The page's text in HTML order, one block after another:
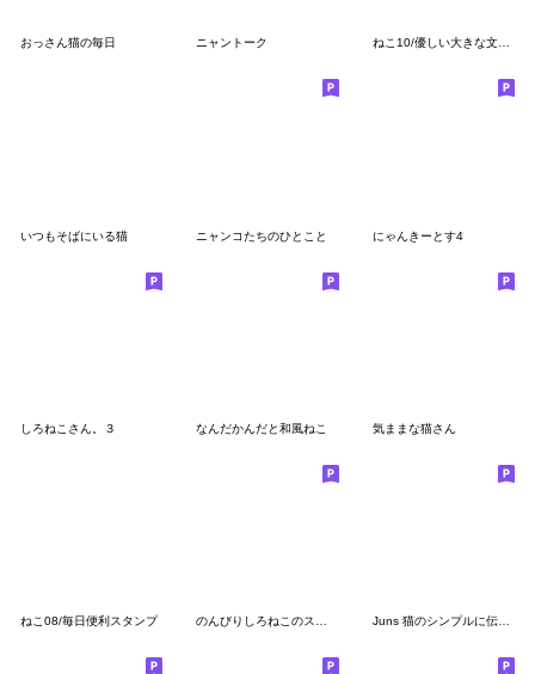
おっさん猫の毎日 ニャントーク ねこ10/優しい大きな文字【デカ文字】
いつもそばにいる猫 ニャンコたちのひとこと にゃんきーとす4
しろねこさん。３ なんだかんだと和風ねこ 気ままな猫さん
ねこ08/毎日便利スタンプ のんびりしろねこのスタンプ Juns 猫のシンプルに伝えたい！